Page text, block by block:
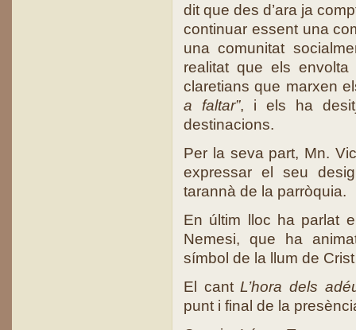
dit que des d’ara ja
continuar essent una
una comunitat
realitat que els
claretians que marxen
a faltar”, i els ha
destinacions.
Per la seva part, Mn.
expressar el seu
tarannà de la parròquia.
En últim lloc ha parlat
Nemesi, que ha
símbol de la llum de
El cantL’hora dels
punt i final de la